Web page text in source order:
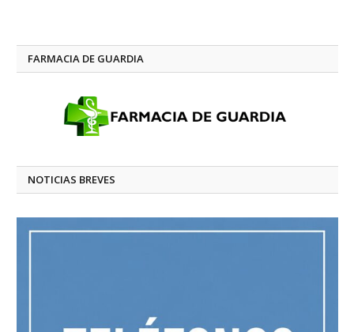
FARMACIA DE GUARDIA
NOTICIAS BREVES